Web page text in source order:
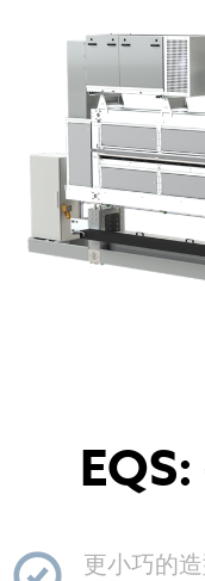
更小巧的